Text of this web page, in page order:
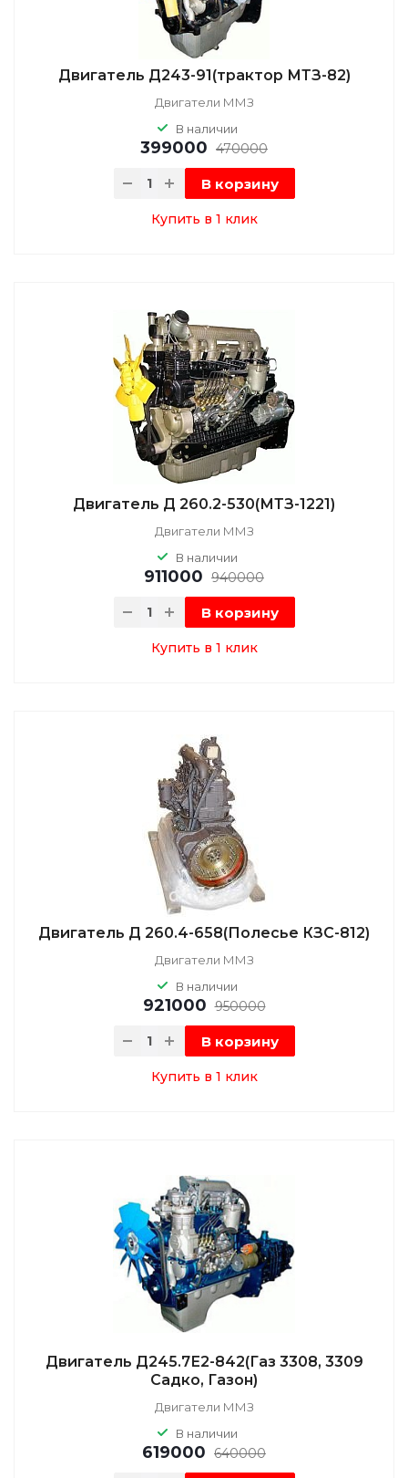
Двигатель Д243-91(трактор МТЗ-82)
Двигатели ММЗ
В наличии
399000 470000
В корзину
Купить в 1 клик
Двигатель Д 260.2-530(МТЗ-1221)
Двигатели ММЗ
В наличии
911000 940000
В корзину
Купить в 1 клик
Двигатель Д 260.4-658(Полесье КЗС-812)
Двигатели ММЗ
В наличии
921000 950000
В корзину
Купить в 1 клик
Двигатель Д245.7Е2-842(Газ 3308, 3309
Садко, Газон)
Двигатели ММЗ
В наличии
619000 640000